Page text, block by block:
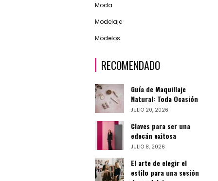
Moda
Modelaje
Modelos
RECOMENDADO
Guía de Maquillaje
Natural: Toda Ocasión
JULIO 20, 2026
Claves para ser una
edecán exitosa
JULIO 8, 2026
El arte de elegir el
estilo para una sesión